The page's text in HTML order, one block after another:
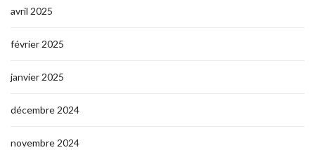
avril 2025
février 2025
janvier 2025
décembre 2024
novembre 2024